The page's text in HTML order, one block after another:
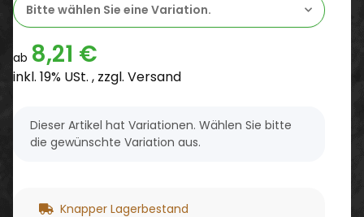
Bitte wählen Sie eine Variation.
ab 8,21 €
inkl. 19% USt. , zzgl. Versand
x
Dieser Artikel hat Variationen. Wählen Sie bitte
die gewünschte Variation aus.
Knapper Lagerbestand